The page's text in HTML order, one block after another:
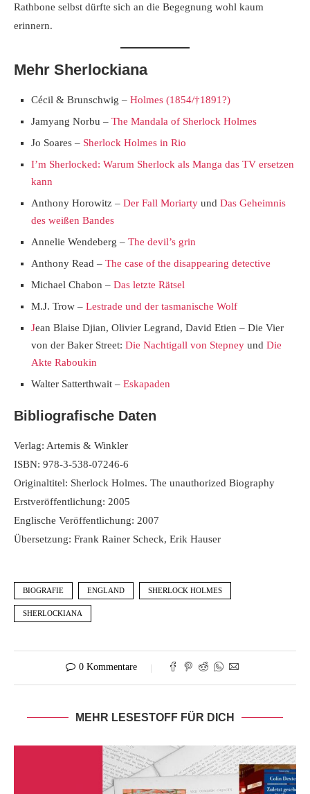
Rathbone selbst dürfte sich an die Begegnung wohl kaum
erinnern.
Mehr Sherlockiana
Cécil & Brunschwig – Holmes (1854/†1891?)
Jamyang Norbu – The Mandala of Sherlock Holmes
Jo Soares – Sherlock Holmes in Rio
I’m Sherlocked: Warum Sherlock als Manga das TV ersetzen
kann
Anthony Horowitz – Der Fall Moriarty und Das Geheimnis
des weißen Bandes
Annelie Wendeberg – The devil’s grin
Anthony Read – The case of the disappearing detective
Michael Chabon – Das letzte Rätsel
M.J. Trow – Lestrade und der tasmanische Wolf
Jean Blaise Djian,‎ Olivier Legrand, David Etien – Die Vier
von der Baker Street: Die Nachtigall von Stepney und Die
Akte Raboukin
Walter Satterthwait – Eskapaden
Bibliografische Daten
Verlag: Artemis & Winkler
ISBN: 978-3-538-07246-6
Originaltitel: Sherlock Holmes. The unauthorized Biography
Erstveröffentlichung: 2005
Englische Veröffentlichung: 2007
Übersetzung: Frank Rainer Scheck, Erik Hauser
BIOGRAFIE ENGLAND SHERLOCK HOLMES
SHERLOCKIANA
0 Kommentare
MEHR LESESTOFF FÜR DICH